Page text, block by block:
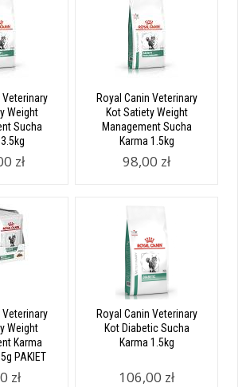
Veterinary
Weight
Sucha
zł
Royal Canin Veterinary
Kot Satiety Weight
Management Sucha
Karma 1.5kg
98,00 zł
Veterinary
Weight
Karma
PAKIET
zł
Royal Canin Veterinary
Kot Diabetic Sucha
Karma 1.5kg
106,00 zł